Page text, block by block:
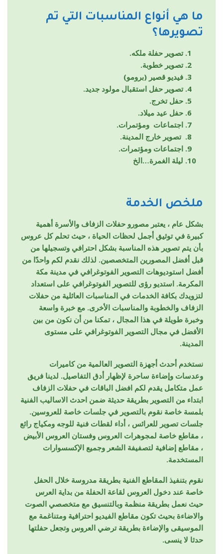
ما هي أنواع المناسبات التي تم
تصويرها؟
تصوير حفلة ملكه.
تصوير خطوبة.
فيديو قصير (برومو)
تصوير حفل استقبال مولود جديد.
حفل تخرج.
حفل عيد ميلاد.
اجتماعات ومؤتمرات.
تصوير خارج المدينة.
اجتماعات ومؤتمرات.
ليلة الغمرة…الخ
ملخص الخدمة
بشكل عام ، يعتبر مصورو حفلات الزفاف والأسرة أهمية
كبيرة في توثيق أجمل لحظات الحياة ، حيث تحلم كل عروس
بأن يتم تصوير هذه المناسبة بشكل احترافي وتسجيلها من
قبل أفضل المصورين المتخصصين. لذلك نقدم لكم واحدًا من
أفضل استوديوهات التصوير الفوتوغرافي في مدينة مكة
المكرمة. استديو رؤى للتصوير الفوتوغرافي على استعداد
لتزويدك بكافة الخدمات في المناسبات العائلية من حفلات
الزفاف والخطوبة والمناسبات الأخرى. مع خبرة واسعة
وخبرة طويلة في هذا المجال ، تمكنا من أن نكون من بين
الأفضل في مجال التصوير الفوتوغرافي على مستوى
المدينة.
نستخدم أحدث أجهزة التصوير العالمية من كاميرات
وعدسات وإضاءة ساحرة لإظهار أدق التفاصيل. لدينا فريق
عمل متكامل يقدم لكم افضل الباقات في حفلات الزفاف
ابتداء من التصوير بطريقة حديثة ضمن احدث الاساليب الفنية
بلمسة خاصة نقوم بالتصوير في جلسات خاصة للعروسين.
جلسات تصوير للعرائس ، أداء لقطات فنية للوجه ومكياج رائع
، مقاطع خاصة لمجوهرات العروس وفستان العروس الأبيض
، مقاطع إضافية لتصفيفة الشعر وجميع الإكسسوارات
المستخدمة.
نقوم بتنفيذ المقاطع الفنية بطريقة مدروسة خلال الحفل
خاصة عند دخول العروس لقاعة الحفلة من بداية العرس
حيث نعمل بطريقة منظمة وبالتنسيق مع متخصصي الصوت
والاضاءة بحيث تكون مقاطع الفيديو احترافية ومتناغمة مع
الموسيقى والإضاءة بطريقة ترضي العروس وتجعل حفلتها
حدثا لا ينسى.